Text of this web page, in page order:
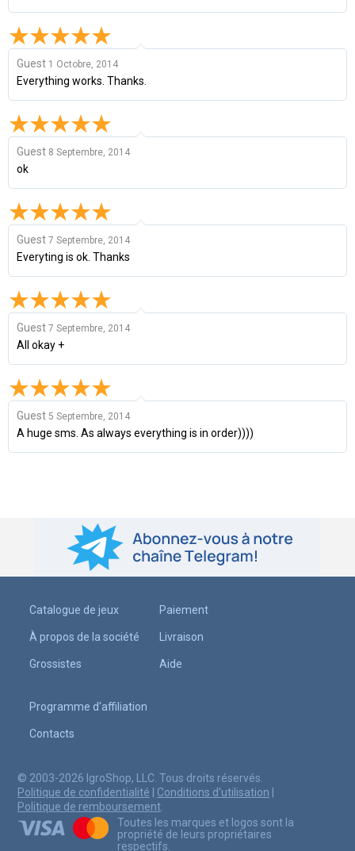
Guest 1 Octobre, 2014
Everything works. Thanks.
Guest 8 Septembre, 2014
ok
Guest 7 Septembre, 2014
Everyting is ok. Thanks
Guest 7 Septembre, 2014
All okay +
Guest 5 Septembre, 2014
A huge sms. As always everything is in order))))
Catalogue de jeux
À propos de la société
Grossistes
Paiement
Livraison
Aide
Programme d'affiliation
Contacts
© 2003-2026 IgroShop, LLC. Tous droits réservés.
Politique de confidentialité
Conditions d'utilisation
Politique de remboursement.
Toutes les marques et logos sont la
propriété de leurs propriétaires
respectifs.